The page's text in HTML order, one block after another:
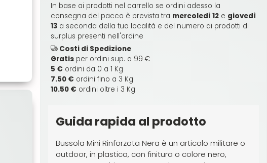
In base ai prodotti nel carrello se ordini adesso la
consegna del pacco è prevista tra mercoledì 12 e giovedì
13 a seconda della tua località e del numero di prodotti di
surplus presenti nell'ordine
Costi di Spedizione
Gratis per ordini sup. a 99 €
5 € ordini da 0 a 1 Kg
7.50 € ordini fino a 3 Kg
10.50 € ordini oltre i 3 Kg
Guida rapida al prodotto
Bussola Mini Rinforzata Nera è un articolo militare o
outdoor, in plastica, con finitura o colore nero,